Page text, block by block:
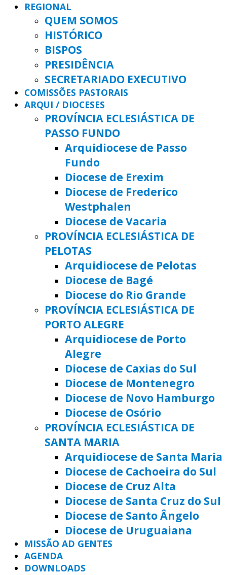
REGIONAL
QUEM SOMOS
HISTÓRICO
BISPOS
PRESIDÊNCIA
SECRETARIADO EXECUTIVO
COMISSÕES PASTORAIS
ARQUI / DIOCESES
PROVÍNCIA ECLESIÁSTICA DE
PASSO FUNDO
Arquidiocese de Passo
Fundo
Diocese de Erexim
Diocese de Frederico
Westphalen
Diocese de Vacaria
PROVÍNCIA ECLESIÁSTICA DE
PELOTAS
Arquidiocese de Pelotas
Diocese de Bagé
Diocese do Rio Grande
PROVÍNCIA ECLESIÁSTICA DE
PORTO ALEGRE
Arquidiocese de Porto
Alegre
Diocese de Caxias do Sul
Diocese de Montenegro
Diocese de Novo Hamburgo
Diocese de Osório
PROVÍNCIA ECLESIÁSTICA DE
SANTA MARIA
Arquidiocese de Santa Maria
Diocese de Cachoeira do Sul
Diocese de Cruz Alta
Diocese de Santa Cruz do Sul
Diocese de Santo Ângelo
Diocese de Uruguaiana
MISSÃO AD GENTES
AGENDA
DOWNLOADS